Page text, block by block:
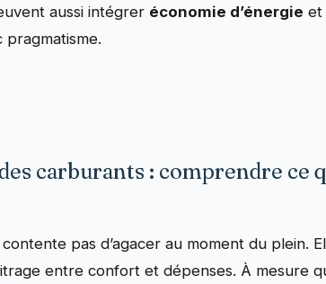
aussi intégrer économie d’énergie et
pragmatisme.
carburants : comprendre ce
pas d’agacer au moment du plein.
entre confort et dépenses. À mesure